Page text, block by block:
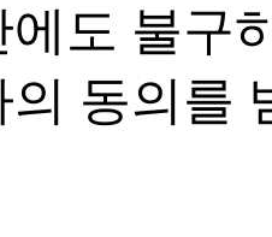
도 불구
동의를